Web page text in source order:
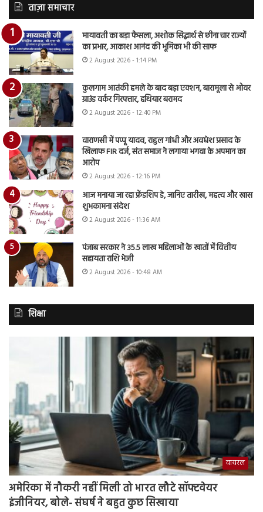
ताज़ा समाचार
मायावती का बड़ा फैसला, अशोक सिद्धार्थ से छीना चार राज्यों
का प्रभार, आकाश आनंद की भूमिका भी की साफ
2 August 2026 - 1:14 PM
कुलगाम आतंकी हमले के बाद बड़ा एक्शन, बारामूला से ओवर
ग्राउंड वर्कर गिरफ्तार, हथियार बरामद
2 August 2026 - 12:40 PM
वाराणसी में पप्पू यादव, राहुल गांधी और अवधेश प्रसाद के
खिलाफ FIR दर्ज, संत समाज ने लगाया भगवा के अपमान का
आरोप
2 August 2026 - 12:16 PM
आज मनाया जा रहा फ्रेंडशिप डे, जानिए तारीख, महत्व और खास
शुभकामना संदेश
2 August 2026 - 11:36 AM
पंजाब सरकार ने 35.5 लाख महिलाओं के खातों में वित्तीय
सहायता राशि भेजी
2 August 2026 - 10:48 AM
शिक्षा
वायरल
अमेरिका में नौकरी नहीं मिली तो भारत लौटे सॉफ्टवेयर
इंजीनियर, बोले- संघर्ष ने बहुत कुछ सिखाया